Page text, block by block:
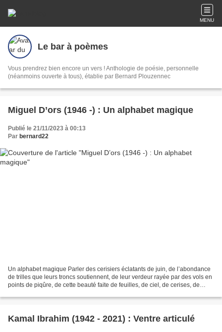
MENU
Le bar à poèmes
Vous prendrez bien encore un vers ! Anthologie de poésie, personnelle
(néanmoins ouverte à tous), établie par Bernard Plouzennec
Miguel D’ors (1946 -) : Un alphabet magique
Publié le 21/11/2023 à 00:13
Par bernard22
Un alphabet magique Parler des cerisiers éclatants de juin, de l’abondance
de trilles que leurs troncs soutiennent, de leur verdeur rayée par des vols en
points de piqûre, de cette beauté faite de feuilles, de ciel, de cerises, de
Kamal Ibrahim (1942 - 2021) : Ventre articulé